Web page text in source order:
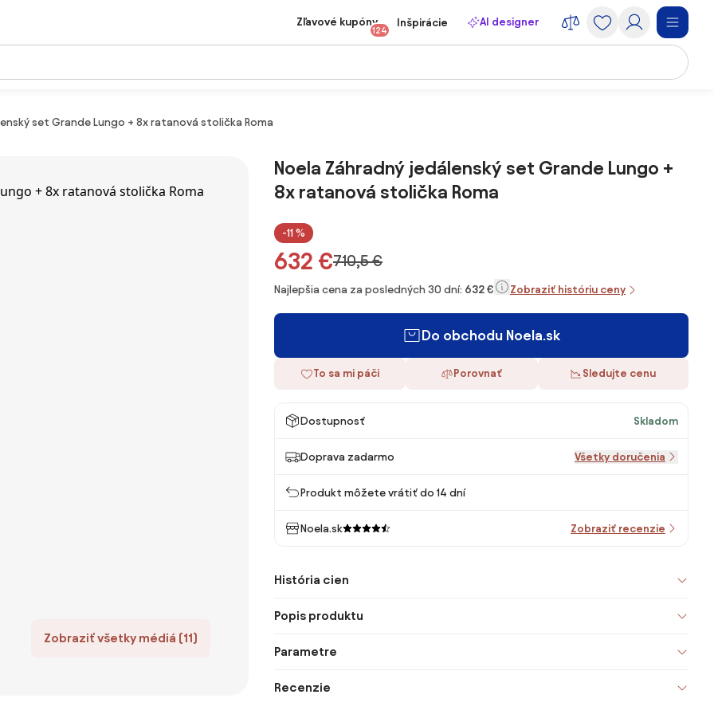
Zľavové kupóny
124
Inšpirácie AI designer
set Grande Lungo + 8x ratanová stolička Roma
Zobraziť všetky médiá (11)
Noela Záhradný jedálenský set Grande Lungo +
8x ratanová stolička Roma
-11 %
632 €710,5 €
Najlepšia cena za posledných 30 dní: 632 € Zobraziť históriu ceny
Do obchodu Noela.sk
To sa mi páči Porovnať Sledujte cenu
Dostupnosť Skladom
Doprava zadarmo Všetky doručenia
Produkt môžete vrátiť do 14 dní
Noela.sk Zobraziť recenzie
História cien
Popis produktu
Parametre
Recenzie